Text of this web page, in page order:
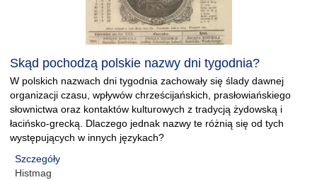
Skąd pochodzą polskie nazwy dni tygodnia?
W polskich nazwach dni tygodnia zachowały się ślady dawnej
organizacji czasu, wpływów chrześcijańskich, prasłowiańskiego
słownictwa oraz kontaktów kulturowych z tradycją żydowską i
łacińsko-grecką. Dlaczego jednak nazwy te różnią się od tych
występujących w innych językach?
Szczegóły
Histmag